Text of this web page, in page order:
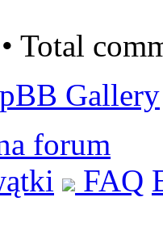
• Total
Gallery
forum
FAQ